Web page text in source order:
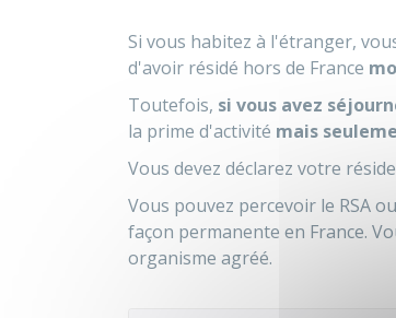
Si vous habitez à l'étranger,
d'avoir résidé hors de France
Toutefois, si vous avez
la prime d'activité mais
Vous devez déclarez votre
Vous pouvez percevoir le RSA
façon permanente en France.
organisme agréé.